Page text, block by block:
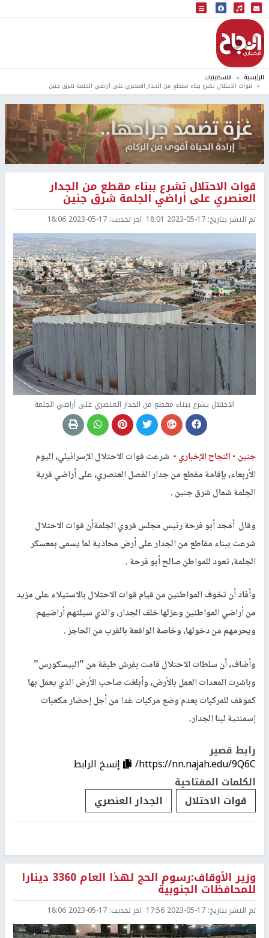
البث المباشر
إذاعة النجاح
الرئيسية فلسطينيات
قوات الاحتلال تشرع ببناء مقطع من الجدار العنصري على أراضي الجلمة شرق جنين
قوات الاحتلال تشرع ببناء مقطع من الجدار
العنصري على أراضي الجلمة شرق جنين
تم النشر بتاريخ: 2023-05-17 18:01 اخر تحديث: 2023-05-17 18:06
الاحتلال يشرع ببناء مقطع من الجدار العنصري على أراضي الجلمة
جنين -النجاح الإخباري - شرعت قوات الاحتلال الإسرائيلي، اليوم
الأربعاء، بإقامة مقطع من جدار الفصل العنصري، على أراضي قرية
الجلمة شمال شرق جنين .
وقال أمجد أبو فرحة رئيس مجلس قروي الجلمةأن قوات الاحتلال
شرعت ببناء مقاطع من الجدار على أرض محاذية لما يسمى بمعسكر
الجلمة، تعود للمواطن صالح أبو فرحة .
وأفاد أن تخوف المواطنين من قيام قوات الاحتلال بالاستيلاء على مزيد
من أراضي المواطنين وعزلها خلف الجدار، والذي سيلتهم أراضيهم
ويحرمهم من دخولها، وخاصة الواقعة بالقرب من الحاجز .
وأضاف، أن سلطات الاحتلال قامت بفرش طبقة من "البيسكورس"
وباشرت المعدات العمل بالأرض، وأبلغت صاحب الأرض الذي يعمل بها
كموقف للمركبات بعدم وضع مركبات غدا من أجل إحضار مكعبات
إسمنتية لبنا الجدار.
رابط قصير
https://nn.najah.edu/9Q6C/
إنسخ الرابط
الكلمات المفتاحية
قوات الاحتلال
الجدار العنصري
وزير الأوقاف:رسوم الحج لهذا العام 3360 دينارا
للمحافظات الجنوبية
تم النشر بتاريخ: 2023-05-17 17:56 اخر تحديث: 2023-05-17 18:06